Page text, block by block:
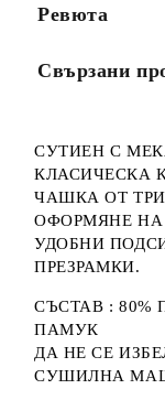
Ревюта
Свързани
СУТИЕН С
КЛАСИЧЕСКА
ЧАШКА ОТ
ОФОРМЯНЕ
УДОБНИ
ПРЕЗРАМКИ.
СЪСТАВ : 80%
ПАМУК
ДА НЕ СЕ
СУШИЛНА